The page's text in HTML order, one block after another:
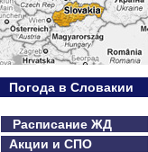
Погода в Словакии
Расписание ЖД
Акции и СПО